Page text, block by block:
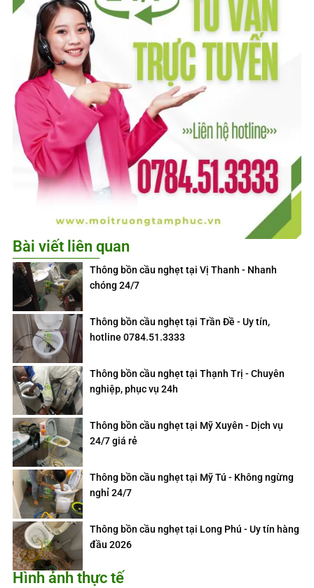
Bài viết liên quan
Thông bồn cầu nghẹt tại Vị Thanh - Nhanh
chóng 24/7
Thông bồn cầu nghẹt tại Trần Đề - Uy tín,
hotline 0784.51.3333
Thông bồn cầu nghẹt tại Thạnh Trị - Chuyên
nghiệp, phục vụ 24h
Thông bồn cầu nghẹt tại Mỹ Xuyên - Dịch vụ
24/7 giá rẻ
Thông bồn cầu nghẹt tại Mỹ Tú - Không ngừng
nghỉ 24/7
Thông bồn cầu nghẹt tại Long Phú - Uy tín hàng
đầu 2026
Hình ảnh thực tế